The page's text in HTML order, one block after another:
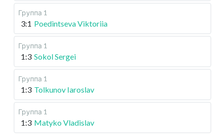
Группа 1
3:1 Poedintseva Viktoriia
Группа 1
1:3 Sokol Sergei
Группа 1
1:3 Tolkunov Iaroslav
Группа 1
1:3 Matyko Vladislav